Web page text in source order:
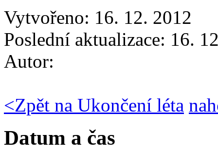
Vytvořeno: 16. 12. 2012
Poslední aktualizace: 16.
Autor:
<Zpět na Ukončení léta
Datum a čas